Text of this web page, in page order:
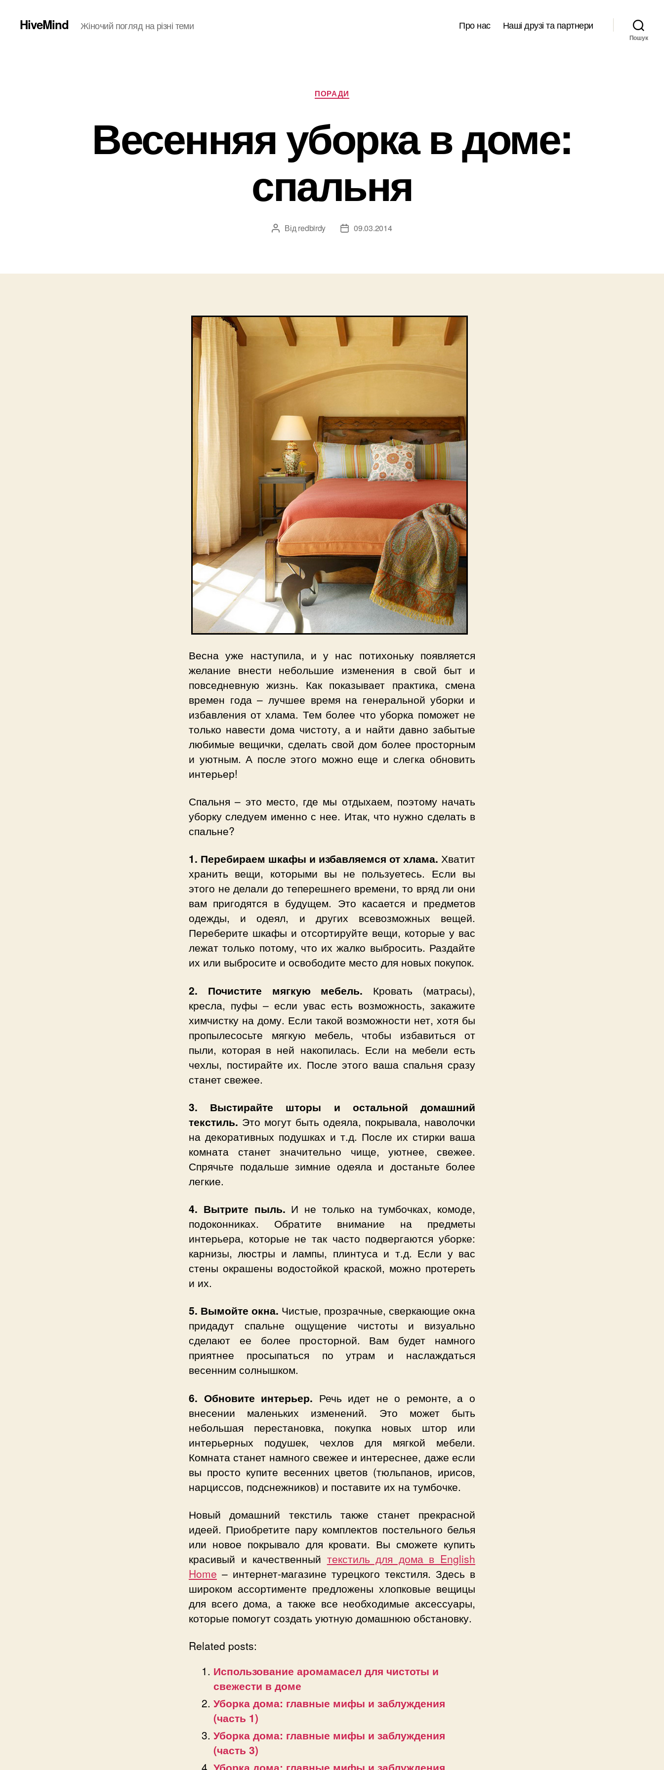
HiveMind Жіночий погляд на різні теми Про нас Наші друзі та партнери
Пошук
Категорії
ПОРАДИ
Весенняя уборка в доме:
спальня
Автор
Від redbirdy
Дата09.03.2014
Весна уже наступила, и у нас потихоньку появляется
желание внести небольшие изменения в свой быт и
повседневную жизнь. Как показывает практика, смена
времен года – лучшее время на генеральной уборки и
избавления от хлама. Тем более что уборка поможет не
только навести дома чистоту, а и найти давно забытые
любимые вещички, сделать свой дом более просторным
и уютным. А после этого можно еще и слегка обновить
интерьер!
Спальня – это место, где мы отдыхаем, поэтому начать
уборку следуем именно с нее. Итак, что нужно сделать в
спальне?
1. Перебираем шкафы и избавляемся от хлама. Хватит
хранить вещи, которыми вы не пользуетесь. Если вы
этого не делали до теперешнего времени, то вряд ли они
вам пригодятся в будущем. Это касается и предметов
одежды, и одеял, и других всевозможных вещей.
Переберите шкафы и отсортируйте вещи, которые у вас
лежат только потому, что их жалко выбросить. Раздайте
их или выбросите и освободите место для новых покупок.
2. Почистите мягкую мебель. Кровать (матрасы),
кресла, пуфы – если увас есть возможность, закажите
химчистку на дому. Если такой возможности нет, хотя бы
пропылесосьте мягкую мебель, чтобы избавиться от
пыли, которая в ней накопилась. Если на мебели есть
чехлы, постирайте их. После этого ваша спальня сразу
станет свежее.
3. Выстирайте шторы и остальной домашний
текстиль. Это могут быть одеяла, покрывала, наволочки
на декоративных подушках и т.д. После их стирки ваша
комната станет значительно чище, уютнее, свежее.
Спрячьте подальше зимние одеяла и достаньте более
легкие.
4. Вытрите пыль. И не только на тумбочках, комоде,
подоконниках. Обратите внимание на предметы
интерьера, которые не так часто подвергаются уборке:
карнизы, люстры и лампы, плинтуса и т.д. Если у вас
стены окрашены водостойкой краской, можно протереть
и их.
5. Вымойте окна. Чистые, прозрачные, сверкающие окна
придадут спальне ощущение чистоты и визуально
сделают ее более просторной. Вам будет намного
приятнее просыпаться по утрам и наслаждаться
весенним солнышком.
6. Обновите интерьер. Речь идет не о ремонте, а о
внесении маленьких изменений. Это может быть
небольшая перестановка, покупка новых штор или
интерьерных подушек, чехлов для мягкой мебели.
Комната станет намного свежее и интереснее, даже если
вы просто купите весенних цветов (тюльпанов, ирисов,
нарциссов, подснежников) и поставите их на тумбочке.
Новый домашний текстиль также станет прекрасной
идеей. Приобретите пару комплектов постельного белья
или новое покрывало для кровати. Вы сможете купить
красивый и качественный текстиль для дома в English
Home – интернет-магазине турецкого текстиля. Здесь в
широком ассортименте предложены хлопковые вещицы
для всего дома, а также все необходимые аксессуары,
которые помогут создать уютную домашнюю обстановку.
Related posts:
Использование аромамасел для чистоты и
свежести в доме
Уборка дома: главные мифы и заблуждения
(часть 1)
Уборка дома: главные мифы и заблуждения
(часть 3)